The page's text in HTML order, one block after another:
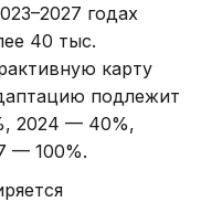
годах
40 тыс.
карту
подлежит
2024 — 40%,
— 100%.